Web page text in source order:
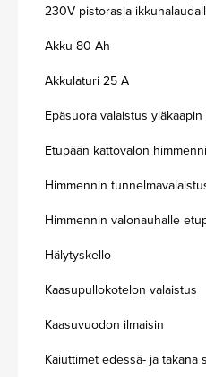
230V pistorasia
Akku 80 Ah
Akkulaturi 25 A
Epäsuora valaistus yläkaapin
Etupään kattovalon
Himmennin
Himmennin valonauhalle
Hälytyskello
Kaasupullokotelon valaistus
Kaasuvuodon ilmaisin
Kaiuttimet edessä- ja takana